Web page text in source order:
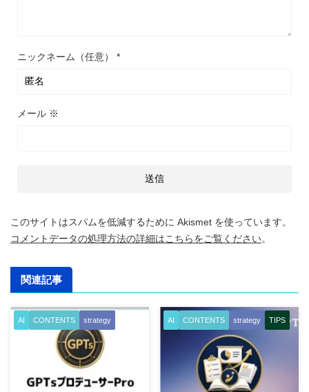
ニックネーム（任意） *
メール ※
このサイトはスパムを低減するために Akismet を使っています。
コメントデータの処理方法の詳細はこちらをご覧ください。
関連記事
AI CONTENTS strategy AI CONTENTS strategy TIPS